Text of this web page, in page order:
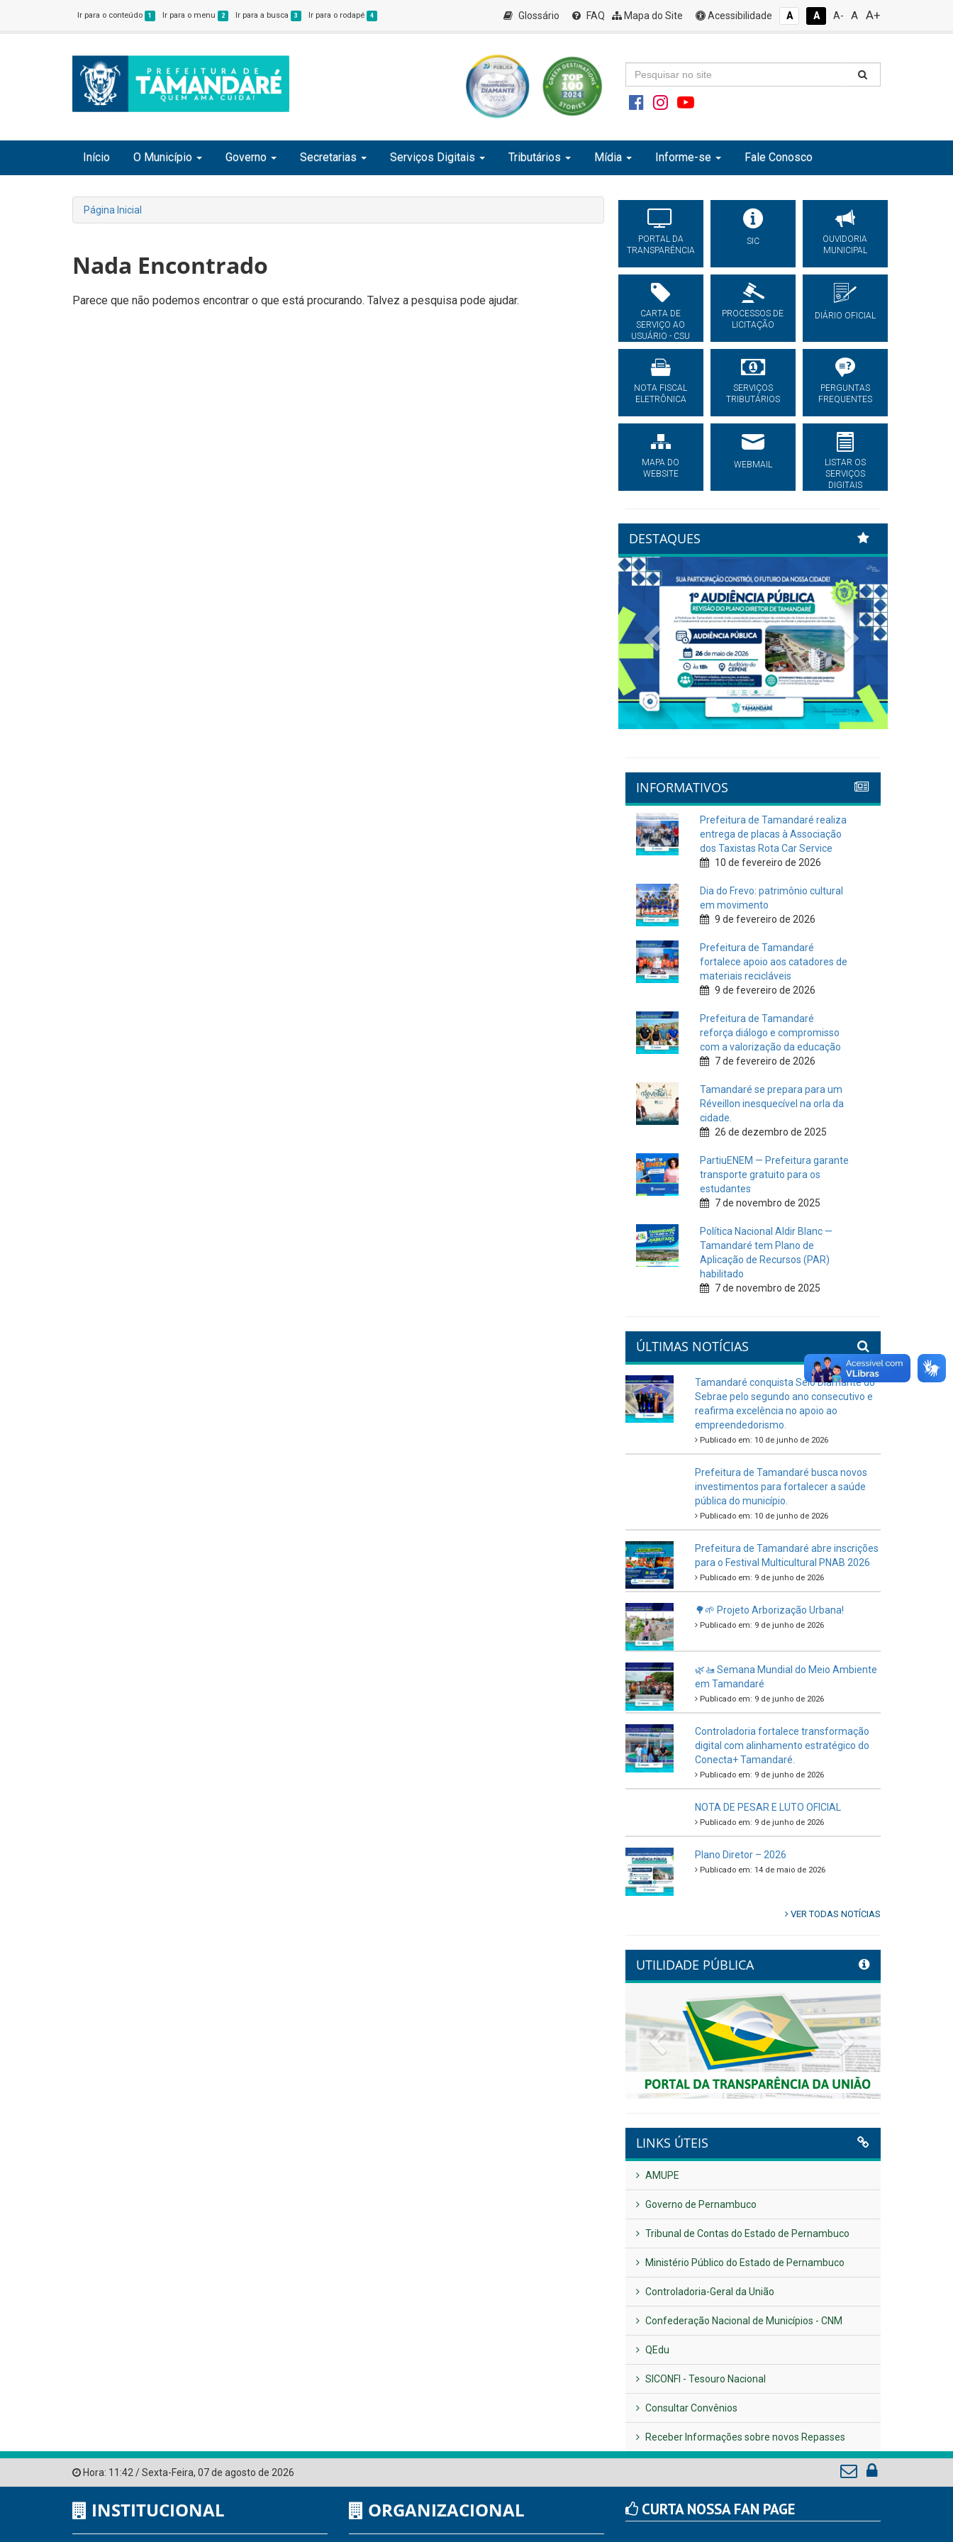
Ir para o conteúdo 1 Ir para o menu 2 Ir para a busca 3 Ir para o rodapé 4 Glossário FAQ Mapa do Site Acessibilidade A A A- A A+
Início O Município Governo Secretarias Serviços Digitais Tributários Mídia Informe-se Fale Conosco
Página Inicial
Nada Encontrado
Parece que não podemos encontrar o que está procurando. Talvez a pesquisa pode ajudar.
PORTAL DA
TRANSPARÊNCIA
SIC
OUVIDORIA
MUNICIPAL
CARTA DE
SERVIÇO AO
USUÁRIO - CSU
PROCESSOS DE
LICITAÇÃO
DIÁRIO OFICIAL
NOTA FISCAL
ELETRÔNICA
SERVIÇOS
TRIBUTÁRIOS
PERGUNTAS
FREQUENTES
MAPA DO
WEBSITE
WEBMAIL
LISTAR OS
SERVIÇOS
DIGITAIS
DESTAQUES
Previous Next
INFORMATIVOS
Prefeitura de Tamandaré realiza
entrega de placas à Associação
dos Taxistas Rota Car Service
10 de fevereiro de 2026
Dia do Frevo: patrimônio cultural
em movimento
9 de fevereiro de 2026
Prefeitura de Tamandaré
fortalece apoio aos catadores de
materiais recicláveis
9 de fevereiro de 2026
Prefeitura de Tamandaré
reforça diálogo e compromisso
com a valorização da educação
7 de fevereiro de 2026
Tamandaré se prepara para um
Réveillon inesquecível na orla da
cidade.
26 de dezembro de 2025
PartiuENEM — Prefeitura garante
transporte gratuito para os
estudantes
7 de novembro de 2025
Política Nacional Aldir Blanc —
Tamandaré tem Plano de
Aplicação de Recursos (PAR)
habilitado
7 de novembro de 2025
ÚLTIMAS NOTÍCIAS
Tamandaré conquista Selo Diamante do
Sebrae pelo segundo ano consecutivo e
reafirma excelência no apoio ao
empreendedorismo.
Publicado em: 10 de junho de 2026
Prefeitura de Tamandaré busca novos
investimentos para fortalecer a saúde
pública do município.
Publicado em: 10 de junho de 2026
Prefeitura de Tamandaré abre inscrições
para o Festival Multicultural PNAB 2026
Publicado em: 9 de junho de 2026
🌳🌱 Projeto Arborização Urbana!
Publicado em: 9 de junho de 2026
🌿🚤 Semana Mundial do Meio Ambiente
em Tamandaré
Publicado em: 9 de junho de 2026
Controladoria fortalece transformação
digital com alinhamento estratégico do
Conecta+ Tamandaré.
Publicado em: 9 de junho de 2026
NOTA DE PESAR E LUTO OFICIAL
Publicado em: 9 de junho de 2026
Plano Diretor – 2026
Publicado em: 14 de maio de 2026
VER TODAS NOTÍCIAS
UTILIDADE PÚBLICA
Previous Next
LINKS ÚTEIS
AMUPE
Governo de Pernambuco
Tribunal de Contas do Estado de Pernambuco
Ministério Público do Estado de Pernambuco
Controladoria-Geral da União
Confederação Nacional de Municípios - CNM
QEdu
SICONFI - Tesouro Nacional
Consultar Convênios
Receber Informações sobre novos Repasses
Hora: 11:42 /Sexta-Feira, 07 de agosto de 2026
INSTITUCIONAL ORGANIZACIONAL CURTA NOSSA FAN PAGE